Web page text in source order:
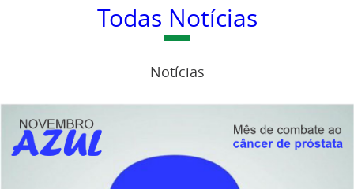
Todas Notícias
Notícias